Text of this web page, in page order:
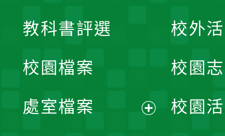
單
教科書評選
校園檔案
處室檔案
校外
校園
校園